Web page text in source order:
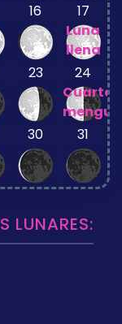
16
17
Luna
llena
23
24
Cuarto
30 31
LUNARES: